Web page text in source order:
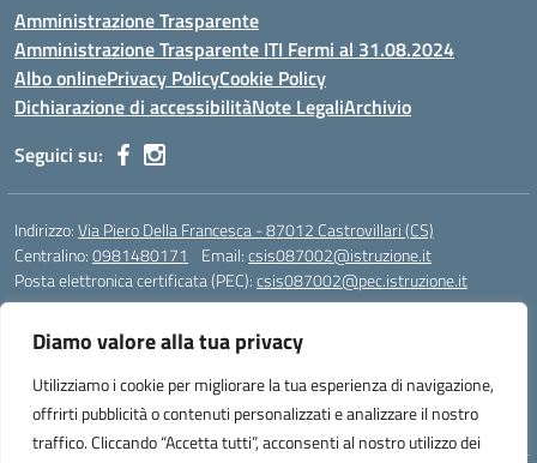
Diamo valore alla tua privacy
Utilizziamo i cookie per migliorare la tua esperienza di navigazione,
offrirti pubblicità o contenuti personalizzati e analizzare il nostro
traffico. Cliccando “Accetta tutti”, acconsenti al nostro utilizzo dei
Amministrazione Trasparente
Amministrazione Trasparente ITI Fermi al 31.08.2024
Albo onlinePrivacy PolicyCookie Policy
Dichiarazione di accessibilitàNote LegaliArchivio
Seguici su:
Indirizzo:Via Piero Della Francesca - 87012 Castrovillari (CS)
Centralino:0981480171 Email:csis087002@istruzione.it
Posta elettronica certificata (PEC):csis087002@pec.istruzione.it
Codice meccanografico:CSIS087002
Codice Indice delle Pubbliche Amministrazioni (IPA): PNG4CA8K
Codice unico di fatturazione (CUF): R8N7JA